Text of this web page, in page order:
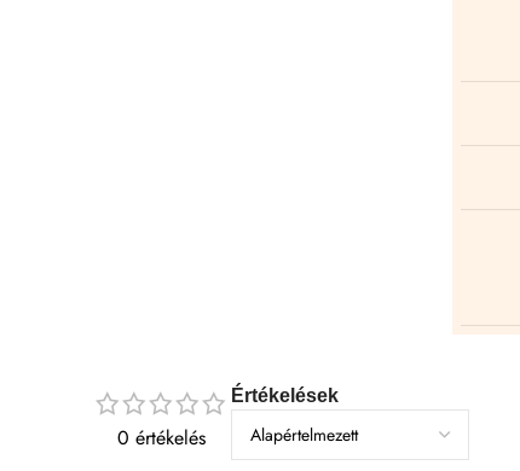
0 értékelés
Értékelések